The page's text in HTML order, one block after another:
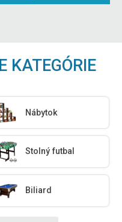
KATEGÓRIE
Nábytok
Stolný futbal
Biliard